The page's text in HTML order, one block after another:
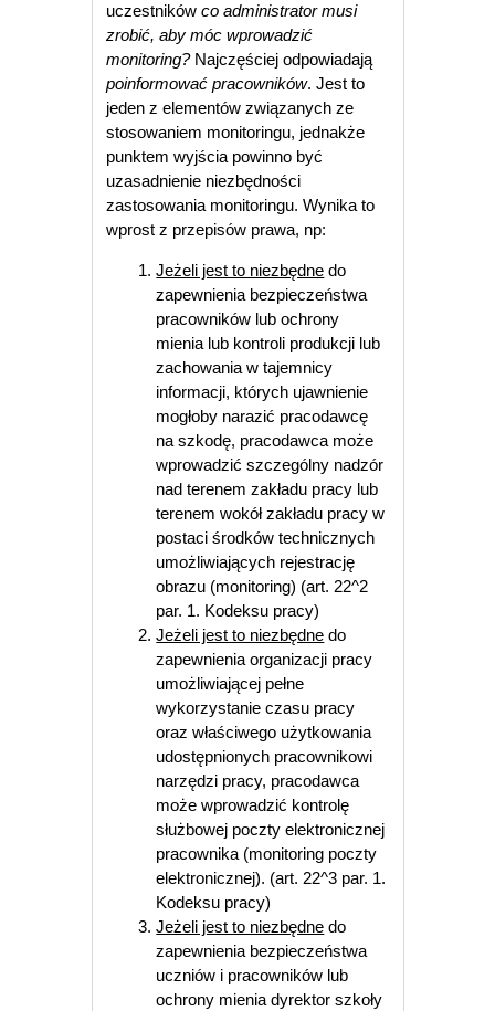
uczestnikówco administrator musi
zrobić, aby móc wprowadzić
monitoring?Najczęściej odpowiadają
poinformować pracowników. Jest to
jeden z elementów związanych ze
stosowaniem monitoringu, jednakże
punktem wyjścia powinno być
uzasadnienie niezbędności
zastosowania monitoringu. Wynika to
wprost z przepisów prawa, np:
Jeżeli jest to niezbędne do
zapewnienia bezpieczeństwa
pracowników lub ochrony
mienia lub kontroli produkcji lub
zachowania w tajemnicy
informacji, których ujawnienie
mogłoby narazić pracodawcę
na szkodę, pracodawca może
wprowadzić szczególny nadzór
nad terenem zakładu pracy lub
terenem wokół zakładu pracy w
postaci środków technicznych
umożliwiających rejestrację
obrazu (monitoring) (art. 22^2
par. 1. Kodeksu pracy)
Jeżeli jest to niezbędne do
zapewnienia organizacji pracy
umożliwiającej pełne
wykorzystanie czasu pracy
oraz właściwego użytkowania
udostępnionych pracownikowi
narzędzi pracy, pracodawca
może wprowadzić kontrolę
służbowej poczty elektronicznej
pracownika (monitoring poczty
elektronicznej). (art. 22^3 par. 1.
Kodeksu pracy)
Jeżeli jest to niezbędne do
zapewnienia bezpieczeństwa
uczniów i pracowników lub
ochrony mienia dyrektor szkoły